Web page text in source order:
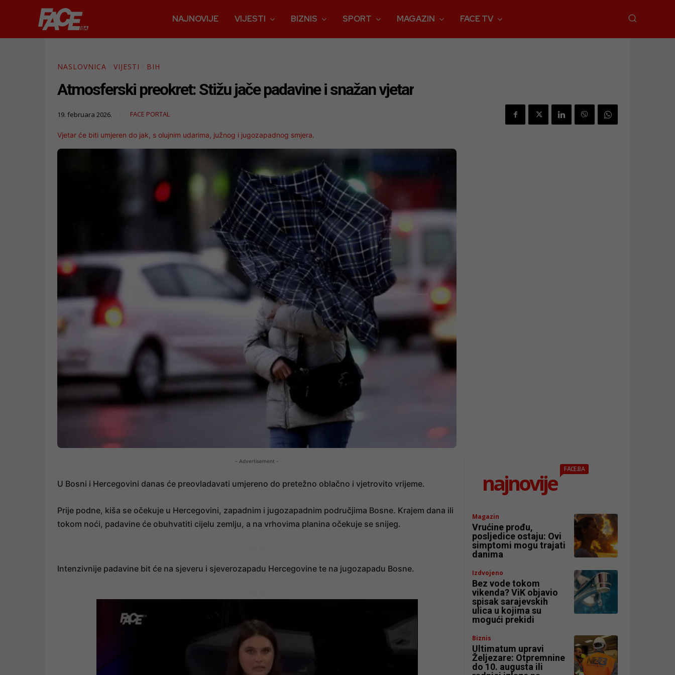
NAJNOVIJE VIJESTI BIZNIS SPORT MAGAZIN FACE TV
NASLOVNICA VIJESTI BIH
Atmosferski preokret: Stižu jače padavine i snažan vjetar
19. februara 2026. FACE PORTAL
Vjetar će biti umjeren do jak, s olujnim udarima, južnog i jugozapadnog smjera.
- Advertisement -
U Bosni i Hercegovini danas će preovladavati umjereno do pretežno oblačno i vjetrovito vrijeme.
Prije podne, kiša se očekuje u Hercegovini, zapadnim i jugozapadnim područjima Bosne. Krajem dana ili
tokom noći, padavine će obuhvatiti cijelu zemlju, a na vrhovima planina očekuje se snijeg.
Intenzivnije padavine bit će na sjeveru i sjeverozapadu Hercegovine te na jugozapadu Bosne.
najnovije
FACE.BA
Magazin
Vrućine prođu,
posljedice ostaju: Ovi
simptomi mogu trajati
danima
Izdvojeno
Bez vode tokom
vikenda? ViK objavio
spisak sarajevskih
ulica u kojima su
mogući prekidi
Biznis
Ultimatum upravi
Željezare: Otpremnine
do 10. augusta ili